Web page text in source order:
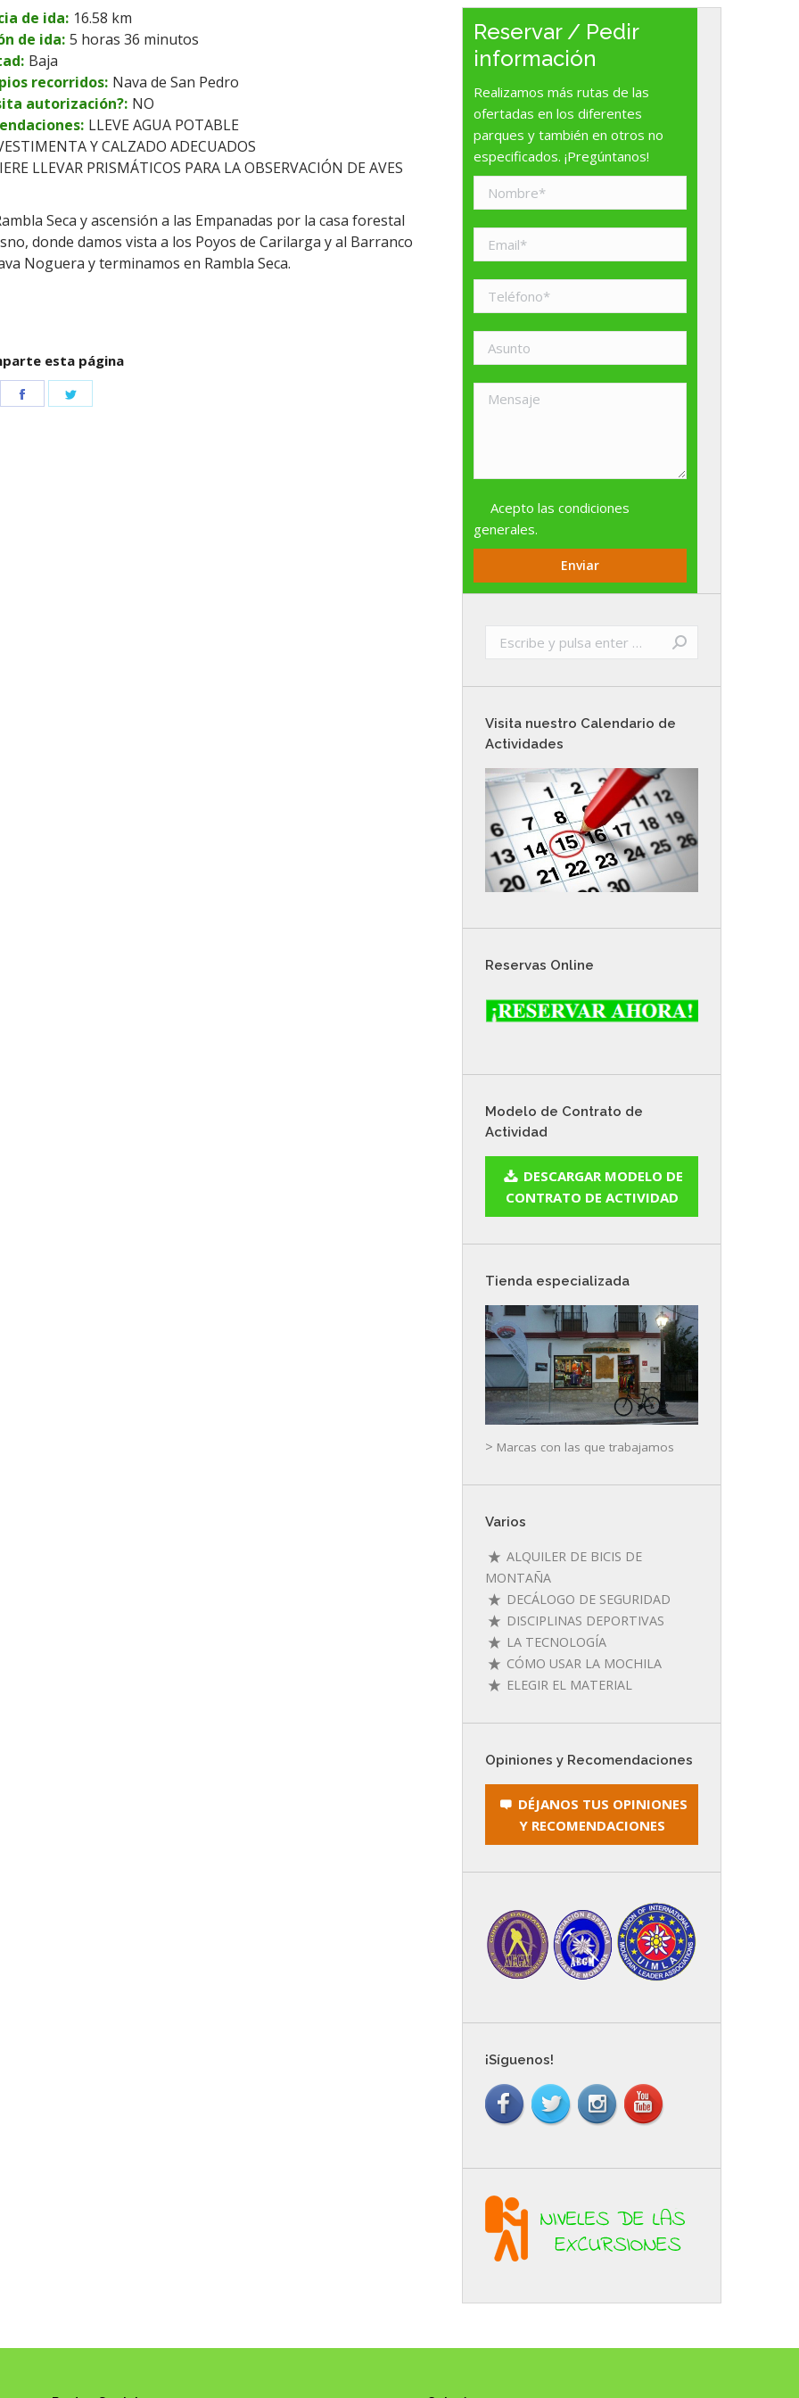
de ida: 16.58 km
de ida: 5 horas 36 minutos
Baja
recorridos: Nava de San Pedro
autorización?: NO
LLEVE AGUA POTABLE
Y CALZADO ADECUADOS
LLEVAR PRISMÁTICOS PARA LA OBSERVACIÓN DE AVES
Seca y ascensión a las Empanadas por la casa forestal
donde damos vista a los Poyos de Carilarga y al Barranco
Noguera y terminamos en Rambla Seca.
esta página
Share Share
Reservar / Pedir
información
Realizamos más rutas de las
ofertadas en los diferentes
parques y también en otros no
especificados. ¡Pregúntanos!
Acepto lascondiciones
generales.
Buscar:
Visita nuestro Calendario de
Actividades
Reservas Online
Modelo de Contrato de
Actividad
DESCARGAR MODELO DE
CONTRATO DE ACTIVIDAD
Tienda especializada
> Marcas con las que trabajamos
Varios
ALQUILER DE BICIS DE
MONTAÑA
DECÁLOGO DE SEGURIDAD
DISCIPLINAS DEPORTIVAS
LA TECNOLOGÍA
CÓMO USAR LA MOCHILA
ELEGIR EL MATERIAL
Opiniones y Recomendaciones
DÉJANOS TUS OPINIONES
Y RECOMENDACIONES
¡Síguenos!